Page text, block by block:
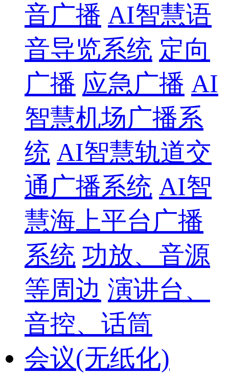
音广播 AI智慧语
音导览系统 定向
广播 应急广播 AI
智慧机场广播系
统 AI智慧轨道交
通广播系统 AI智
慧海上平台广播
系统 功放、音源
等周边 演讲台、
音控、话筒
会议(无纸化)